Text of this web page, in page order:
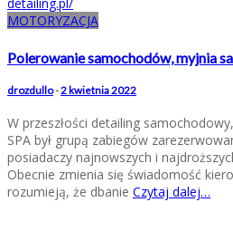
MOTORYZACJA
Polerowanie samochodów, myjnia
drozdullo-2 kwietnia 2022
W przeszłości detailing
SPA był grupą zabiegów
posiadaczy najnowszych i
Obecnie zmienia się świadomość
rozumieją, że dbanie Czytaj dalej…